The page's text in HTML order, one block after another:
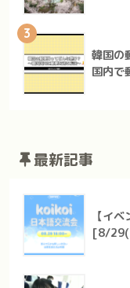
3
韓国の
国内で
最新記事
【イ
[8/